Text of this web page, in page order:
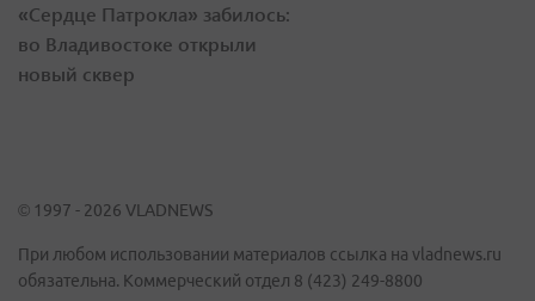
«Сердце Патрокла» забилось:
во Владивостоке открыли
новый сквер
© 1997 - 2026 VLADNEWS
При любом использовании материалов ссылка на vladnews.ru
обязательна. Коммерческий отдел 8 (423) 249-8800